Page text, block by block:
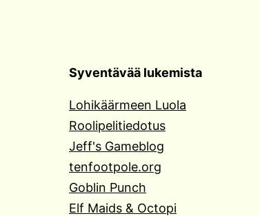
Syventävää lukemista
Lohikäärmeen Luola
Roolipelitiedotus
Jeff's Gameblog
tenfootpole.org
Goblin Punch
Elf Maids & Octopi